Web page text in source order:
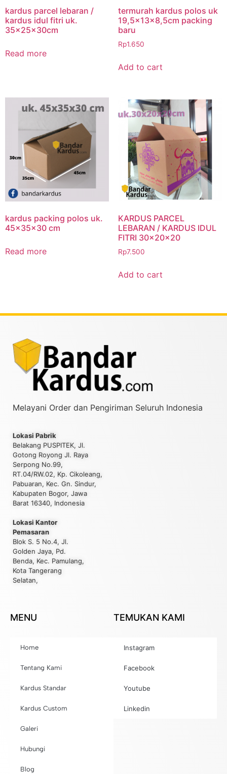
kardus parcel lebaran /
kardus idul fitri uk.
35x25x30cm
Read more
termurah kardus polos uk
19,5x13x8,5cm packing
baru
Rp1.650
Add to cart
kardus packing polos uk.
45x35x30 cm
Read more
KARDUS PARCEL
LEBARAN / KARDUS IDUL
FITRI 30x20x20
Rp7.500
Add to cart
Melayani Order dan Pengiriman Seluruh Indonesia
Lokasi Pabrik
Belakang PUSPITEK, Jl.
Gotong Royong Jl. Raya
Serpong No.99,
RT.04/RW.02, Kp. Cikoleang,
Pabuaran, Kec. Gn. Sindur,
Kabupaten Bogor, Jawa
Barat 16340, Indonesia
Lokasi Kantor
Pemasaran
Blok S. 5 No.4, Jl.
Golden Jaya, Pd.
Benda, Kec. Pamulang,
Kota Tangerang
Selatan,
MENU
Home
Tentang Kami
Kardus Standar
Kardus Custom
Galeri
Hubungi
Blog
TEMUKAN KAMI
Instagram
Facebook
Youtube
Linkedin